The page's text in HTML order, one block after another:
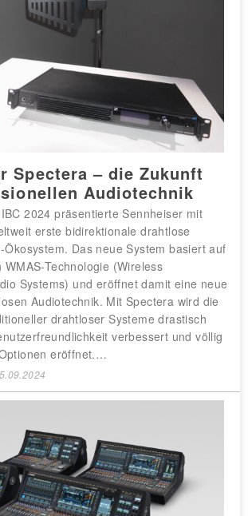
Spectera – die Zukunft
Audiotechnik
2024 präsentierte Sennheiser mit
erste bidirektionale drahtlose
Ökosystem. Das neue System basiert auf
Technologie (Wireless
Systems) und eröffnet damit eine neue
Audiotechnik. Mit Spectera wird die
drahtloser Systeme drastisch
verbessert und völlig
eröffnet.…